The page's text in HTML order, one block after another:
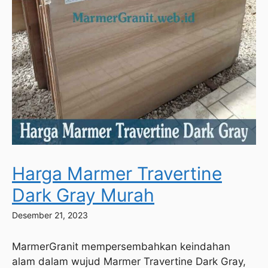
Harga Marmer Travertine
Dark Gray Murah
Desember 21, 2023
MarmerGranit mempersembahkan keindahan
alam dalam wujud Marmer Travertine Dark Gray,